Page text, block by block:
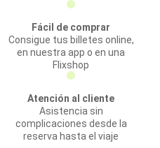
Fácil de comprar
Consigue tus billetes online,
en nuestra app o en una
Flixshop
Atención al cliente
Asistencia sin
complicaciones desde la
reserva hasta el viaje